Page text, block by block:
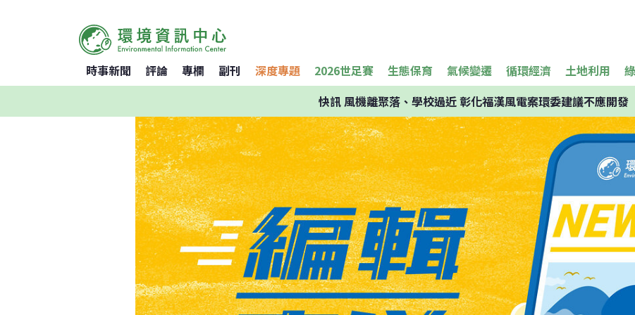
時事新聞 評論 專欄 副刊 深度專題 2026世足賽 生態保育 氣候變遷 循環經濟 土地利用
快訊風機離聚落、學校過近 彰化福漢風電案環委建議不應開發